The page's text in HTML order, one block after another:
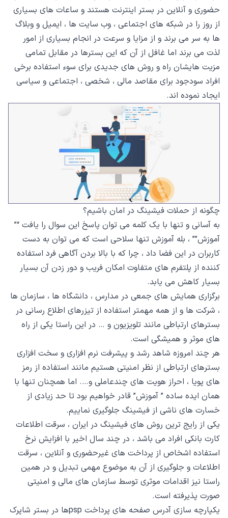
حضوری و آنلاین در بستر اینترنت هستند و ساعات های بسیاری
از روز را در شبکه های اجتماعی ، وب سایت ها ، ایمیل و وبلاگ
ها به سر می برند و از مزایا و سرعت در انجام بسیاری از امور
لذت می برند اما غافل از آن که این بسترها در مقابل تمامی
مزیت هایشان راه و روش های جدیدی برای سوء استفاده برخی
افراد سودجود برای مقاصد مالی ، شخصی ، اجتماعی و سیاسی
ایجاد نموده اند.
چگونه از حملات فیشینگ در امان باشیم؟
به آسانی و تنها با یک کلمه می توان پاسخ این سوال را یافت “”
آموزش”” ، بله آموزش تنها سلاحی است که می توان به دست
کاربران در این فضا داد ، چرا که با بالا بردن آگاهی فرد استفاده
کننده از پلتفرم های متفاوت امکان فریب و دور زدن آن بسیار
بسیار کاهش می یابد.
برگزاری همایش های جمعی در مدارس ، دانشگاه ها ، سازمان ها
، شرکت ها و از همه مهمتر استفاده از تیزرهای اطلاع رسانی در
بسترهای ارتباطی مانند تلویزیون و … در این راستا یکی از راه
های موثر و همیشگی است.
هر چند امروزه شاهد رشد و پیشرفت نرم افزاری و سخت افزاری
بسترهای ارتباطی از نظر امنیتی هستیم مانند استفاده از رمز
های پویا ، احراز هویت های چندعاملی و…. اما همچنان تنها با
همان ایده ساده ” آموزش” قادر خواهیم بود تا حد زیادی از
خسارت های ناشی از فیشینگ جلوگیری نماییم.
یکی از رایج ترین روش های فیشینگ در ایران ، سرقت اطلاعات
کارت بانکی افراد می باشد ، در چند سال اخیر با افزایش نرخ
استفاده اشخاص از پرداخت های غیرحضوری و آنلاین ، سرقت
اطلاعات و جلوگیری از آن به موضوع مهمی تبدیل و در همین
راستا نیز اقدامات موثری توسط سازمان های مالی و امنیتی
صورت پذیرفته است.
یکپارچه سازی آدرس صفحه های پرداخت pspها در بستر شاپرک